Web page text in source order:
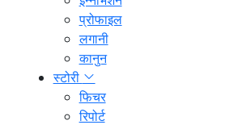
प्रोफाइल
लगानी
कानुन
स्टोरी
फिचर
रिपोर्ट